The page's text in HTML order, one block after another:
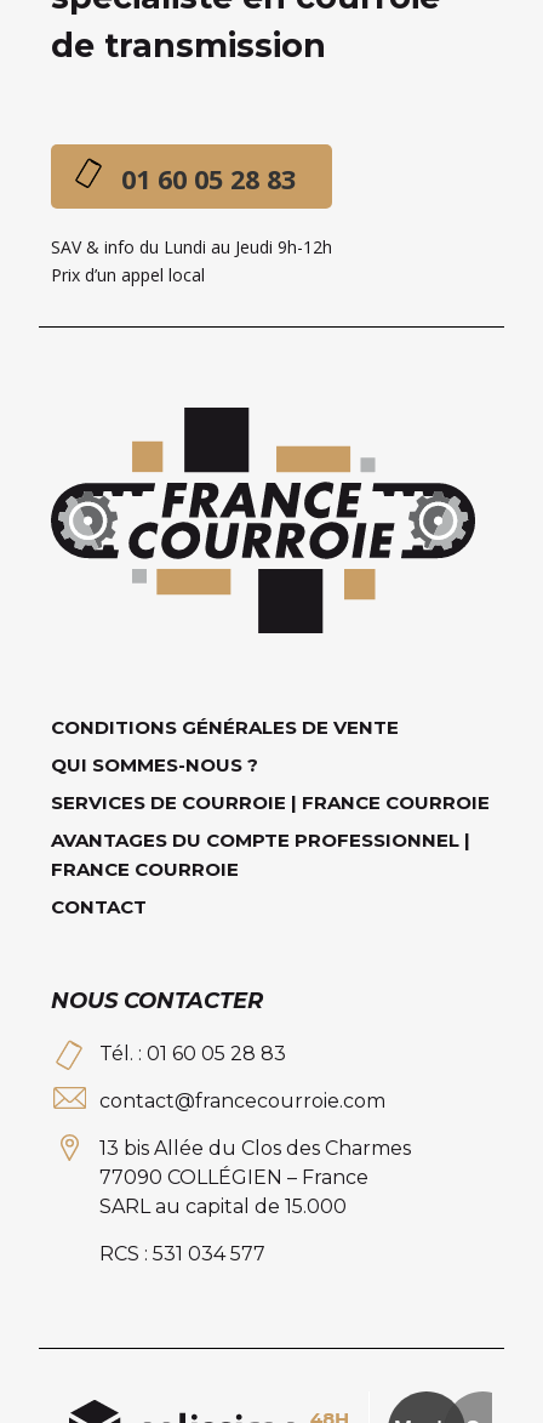
de transmission
01 60 05 28 83
SAV & info du Lundi au Jeudi 9h-12h
Prix d’un appel local
CONDITIONS GÉNÉRALES DE VENTE
QUI SOMMES-NOUS ?
SERVICES DE COURROIE | FRANCE COURROIE
AVANTAGES DU COMPTE PROFESSIONNEL |
FRANCE COURROIE
CONTACT
NOUS CONTACTER
Tél. : 01 60 05 28 83
contact@francecourroie.com
13 bis Allée du Clos des Charmes
77090 COLLÉGIEN – France
SARL au capital de 15.000
RCS : 531 034 577